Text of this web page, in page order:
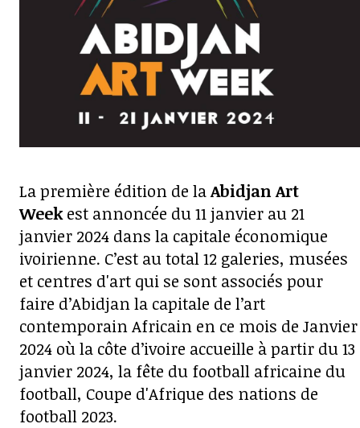
La première édition de laAbidjan Art
Weekest annoncée du 11 janvier au 21
janvier 2024 dans la capitale économique
ivoirienne. C’est au total 12 galeries, musées
et centres d'art qui se sont associés pour
faire d’Abidjan la capitale de l’art
contemporain Africain en ce mois de Janvier
2024 où la côte d’ivoire accueille à partir du 13
janvier 2024, la fête du football africaine du
football, Coupe d'Afrique des nations de
football 2023.